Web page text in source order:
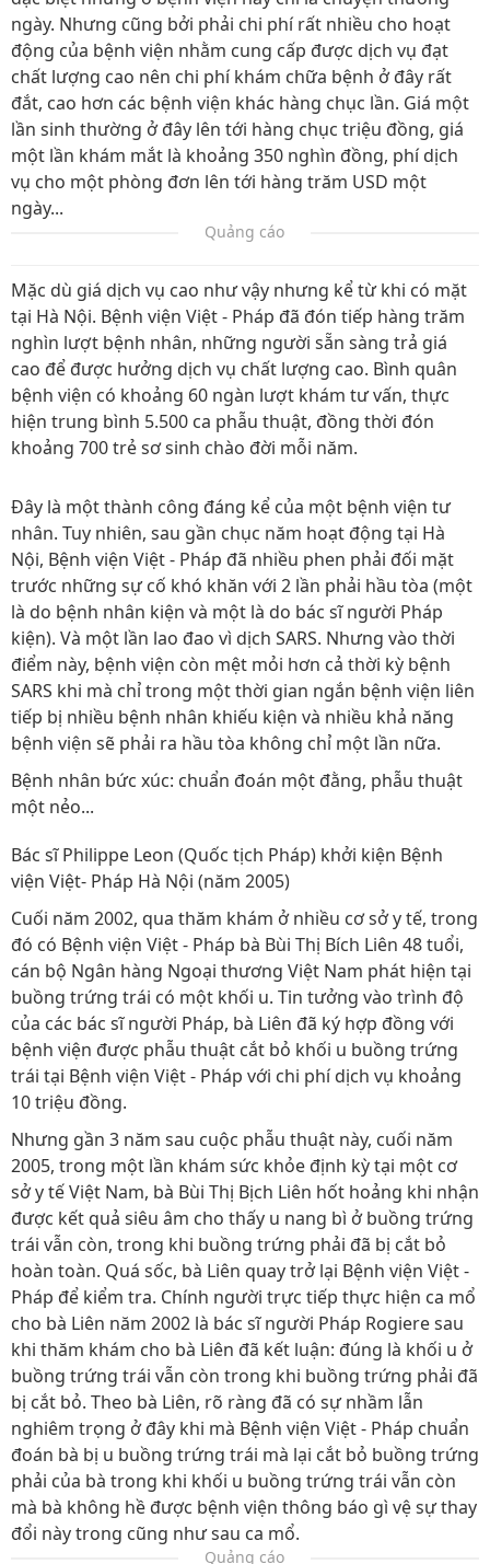
ngày. Nhưng cũng bởi phải chi phí rất nhiều cho hoạt
động của bệnh viện nhằm cung cấp được dịch vụ đạt
chất lượng cao nên chi phí khám chữa bệnh ở đây rất
đắt, cao hơn các bệnh viện khác hàng chục lần. Giá một
lần sinh thường ở đây lên tới hàng chục triệu đồng, giá
một lần khám mắt là khoảng 350 nghìn đồng, phí dịch
vụ cho một phòng đơn lên tới hàng trăm USD một
ngày...
Quảng cáo
Mặc dù giá dịch vụ cao như vậy nhưng kể từ khi có mặt
tại Hà Nội. Bệnh viện Việt - Pháp đã đón tiếp hàng trăm
nghìn lượt bệnh nhân, những người sẵn sàng trả giá
cao để được hưởng dịch vụ chất lượng cao. Bình quân
bệnh viện có khoảng 60 ngàn lượt khám tư vấn, thực
hiện trung bình 5.500 ca phẫu thuật, đồng thời đón
khoảng 700 trẻ sơ sinh chào đời mỗi năm.
Đây là một thành công đáng kể của một bệnh viện tư
nhân. Tuy nhiên, sau gần chục năm hoạt động tại Hà
Nội, Bệnh viện Việt - Pháp đã nhiều phen phải đối mặt
trước những sự cố khó khăn với 2 lần phải hầu tòa (một
là do bệnh nhân kiện và một là do bác sĩ người Pháp
kiện). Và một lần lao đao vì dịch SARS. Nhưng vào thời
điểm này, bệnh viện còn mệt mỏi hơn cả thời kỳ bệnh
SARS khi mà chỉ trong một thời gian ngắn bệnh viện liên
tiếp bị nhiều bệnh nhân khiếu kiện và nhiều khả năng
bệnh viện sẽ phải ra hầu tòa không chỉ một lần nữa.
Bệnh nhân bức xúc: chuẩn đoán một đằng, phẫu thuật
một nẻo...
Bác sĩ Philippe Leon (Quốc tịch Pháp) khởi kiện Bệnh
viện Việt- Pháp Hà Nội (năm 2005)
Cuối năm 2002, qua thăm khám ở nhiều cơ sở y tế, trong
đó có Bệnh viện Việt - Pháp bà Bùi Thị Bích Liên 48 tuổi,
cán bộ Ngân hàng Ngoại thương Việt Nam phát hiện tại
buồng trứng trái có một khối u. Tin tưởng vào trình độ
của các bác sĩ người Pháp, bà Liên đã ký hợp đồng với
bệnh viện được phẫu thuật cắt bỏ khối u buồng trứng
trái tại Bệnh viện Việt - Pháp với chi phí dịch vụ khoảng
10 triệu đồng.
Nhưng gần 3 năm sau cuộc phẫu thuật này, cuối năm
2005, trong một lần khám sức khỏe định kỳ tại một cơ
sở y tế Việt Nam, bà Bùi Thị Bịch Liên hốt hoảng khi nhận
được kết quả siêu âm cho thấy u nang bì ở buồng trứng
trái vẫn còn, trong khi buồng trứng phải đã bị cắt bỏ
hoàn toàn. Quá sốc, bà Liên quay trở lại Bệnh viện Việt -
Pháp để kiểm tra. Chính người trực tiếp thực hiện ca mổ
cho bà Liên năm 2002 là bác sĩ người Pháp Rogiere sau
khi thăm khám cho bà Liên đã kết luận: đúng là khối u ở
buồng trứng trái vẫn còn trong khi buồng trứng phải đã
bị cắt bỏ. Theo bà Liên, rõ ràng đã có sự nhầm lẫn
nghiêm trọng ở đây khi mà Bệnh viện Việt - Pháp chuẩn
đoán bà bị u buồng trứng trái mà lại cắt bỏ buồng trứng
phải của bà trong khi khối u buồng trứng trái vẫn còn
mà bà không hề được bệnh viện thông báo gì vệ sự thay
đổi này trong cũng như sau ca mổ.
Quảng cáo